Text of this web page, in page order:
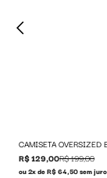
CAMISETA OVERSIZED
R$ 129,00R$ 199,00
ou 2x de R$ 64,50 sem